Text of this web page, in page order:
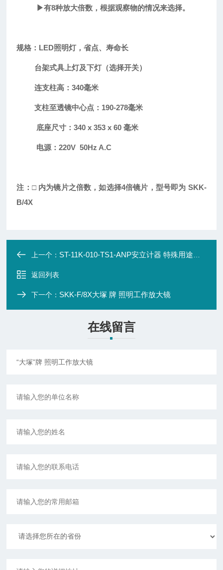
▶有8种放大倍数，根据观察物的情况来选择。
规格：LED照明灯，省点、寿命长
台架式具上灯及下灯（选择开关）
连支柱高：340毫米
支柱至透镜中心点：190-278毫米
底座尺寸：340 x 353 x 60 毫米
电源：220V 50Hz A.C
注：□ 内为镜片之倍数，如选择4倍镜片，型号即为 SKK-
B/4X
上一个： ST-11K-010-TS1-ANP安立计器 特殊用途表面内部兼用 ST系列
返回列表
下一个： SKK-F/8X大塚 牌 照明工作放大镜
在线留言